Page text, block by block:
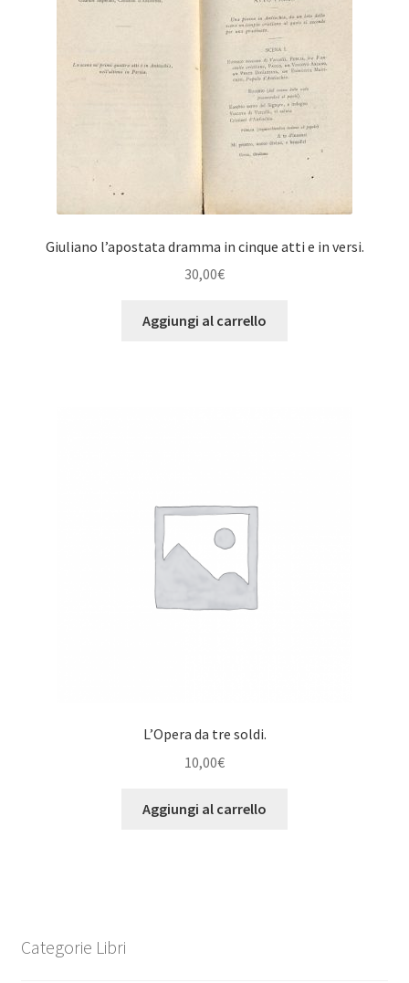
Giuliano l’apostata dramma in cinque atti e in versi.
30,00€
Aggiungi al carrello
L’Opera da tre soldi.
10,00€
Aggiungi al carrello
Categorie Libri